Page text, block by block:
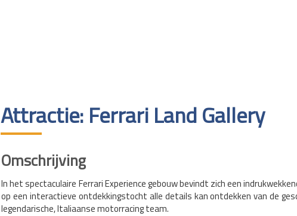
Attractie: Ferrari Land Gallery
Omschrijving
In het spectaculaire Ferrari Experience gebouw bevindt zich een
op een interactieve ontdekkingstocht alle details kan ontdekken van de
legendarische, Italiaanse motorracing team.